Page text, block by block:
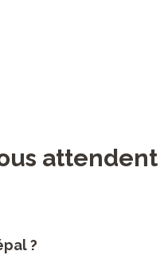
attendent
?